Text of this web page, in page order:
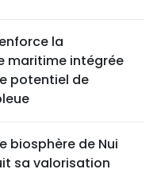
la
maritime intégrée
potentiel de
biosphère de Nui
sa valorisation